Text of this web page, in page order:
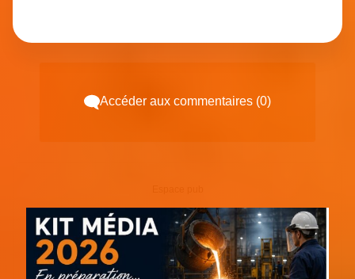
Accéder aux commentaires (0)